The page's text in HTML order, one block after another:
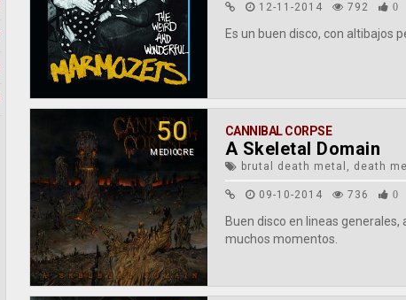
12-11-2014 792 0
Es un buen disco, con altibajos
50
MEDIOCRE
CANNIBAL CORPSE
A Skeletal Domain
brutal death metal, death
09-10-2014 736 0
Buen disco en lineas
muchos momentos.